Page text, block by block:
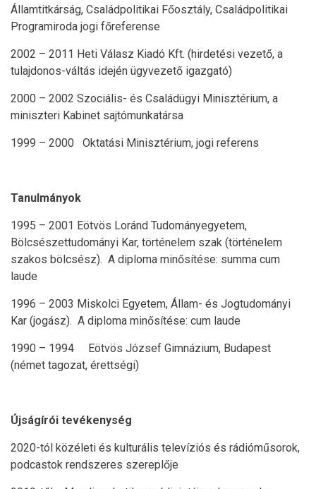
Államtitkárság, Családpolitikai Főosztály, Családpolitikai
Programiroda jogi főreferense
2002 – 2011 Heti Válasz Kiadó Kft. (hirdetési vezető, a
tulajdonos-váltás idején ügyvezető igazgató)
2000 – 2002 Szociális- és Családügyi Minisztérium, a
miniszteri Kabinet sajtómunkatársa
1999 – 2000 Oktatási Minisztérium, jogi referens
Tanulmányok
1995 – 2001 Eötvös Loránd Tudományegyetem,
Bölcsészettudományi Kar, történelem szak (történelem
szakos bölcsész). A diploma minősítése: summa cum
laude
1996 – 2003 Miskolci Egyetem, Állam- és Jogtudományi
Kar (jogász). A diploma minősítése: cum laude
1990 – 1994 Eötvös József Gimnázium, Budapest
(német tagozat, érettségi)
Újságírói tevékenység
2020-tól közéleti és kulturális televíziós és rádióműsorok,
podcastok rendszeres szereplője